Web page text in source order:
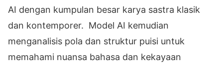
AI dengan kumpulan besar karya sastra klasik
dan kontemporer. Model AI kemudian
menganalisis pola dan struktur puisi untuk
memahami nuansa bahasa dan kekayaan